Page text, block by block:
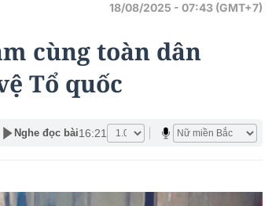
18/08/2025 - 07:43 (GMT+7)
cùng toàn dân
Tổ quốc
Nghe đọc bài16:21